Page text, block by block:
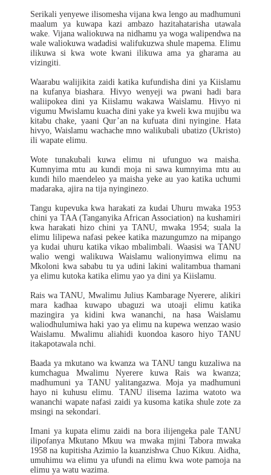
Serikali yenyewe ilisomesha vijana kwa lengo au madhumuni
maalum ya kuwapa kazi ambazo hazitahatarisha utawala
wake. Vijana waliokuwa na nidhamu ya woga walipendwa na
wale waliokuwa wadadisi walifukuzwa shule mapema. Elimu
ilikuwa si kwa wote kwani ilikuwa ama ya gharama au
vizingiti.
Waarabu walijikita zaidi katika kufundisha dini ya Kiislamu
na kufanya biashara. Hivyo wenyeji wa pwani hadi bara
waliipokea dini ya Kiislamu wakawa Waislamu. Hivyo ni
vigumu Mwislamu kuacha dini yake ya kweli kwa mujibu wa
kitabu chake, yaani Qur’an na kufuata dini nyingine. Hata
hivyo, Waislamu wachache mno walikubali ubatizo (Ukristo)
ili wapate elimu.
Wote tunakubali kuwa elimu ni ufunguo wa maisha.
Kumnyima mtu au kundi moja ni sawa kumnyima mtu au
kundi hilo maendeleo ya maisha yeke au yao katika uchumi
madaraka, ajira na tija nyinginezo.
Tangu kupevuka kwa harakati za kudai Uhuru mwaka 1953
chini ya TAA (Tanganyika African Association) na kushamiri
kwa harakati hizo chini ya TANU, mwaka 1954; suala la
elimu lilipewa nafasi pekee katika mazungumzo na mipango
ya kudai uhuru katika vikao mbalimbali. Waasisi wa TANU
walio wengi walikuwa Waislamu walionyimwa elimu na
Mkoloni kwa sababu tu ya udini lakini walitambua thamani
ya elimu kutoka katika elimu yao ya dini ya Kiislamu.
Rais wa TANU, Mwalimu Julius Kambarage Nyerere, alikiri
mara kadhaa kuwapo ubaguzi wa utoaji elimu katika
mazingira ya kidini kwa wananchi, na hasa Waislamu
waliodhulumiwa haki yao ya elimu na kupewa wenzao wasio
Waislamu. Mwalimu aliahidi kuondoa kasoro hiyo TANU
itakapotawala nchi.
Baada ya mkutano wa kwanza wa TANU tangu kuzaliwa na
kumchagua Mwalimu Nyerere kuwa Rais wa kwanza;
madhumuni ya TANU yalitangazwa. Moja ya madhumuni
hayo ni kuhusu elimu. TANU ilisema lazima watoto wa
wananchi wapate nafasi zaidi ya kusoma katika shule zote za
msingi na sekondari.
Imani ya kupata elimu zaidi na bora ilijengeka pale TANU
ilipofanya Mkutano Mkuu wa mwaka mjini Tabora mwaka
1958 na kupitisha Azimio la kuanzishwa Chuo Kikuu. Aidha,
umuhimu wa elimu ya ufundi na elimu kwa wote pamoja na
elimu ya watu wazima.